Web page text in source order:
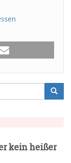
kein heißer